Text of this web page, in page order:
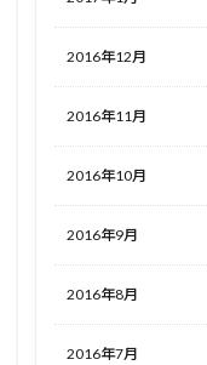
2016年12月
2016年11月
2016年10月
2016年9月
2016年8月
2016年7月